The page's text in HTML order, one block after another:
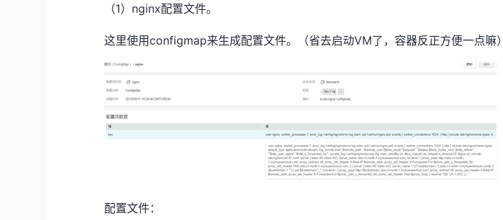
（1） nginx配置文件。
这里使用configmap来生成配置文件。（省去启动VM了，容器反正方便一点嘛）
配置文件：